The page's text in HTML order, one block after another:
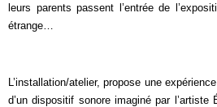
leurs parents passent l’entrée de
étrange…
L’installation/atelier, propose une
d’un dispositif sonore imaginé par l’artiste